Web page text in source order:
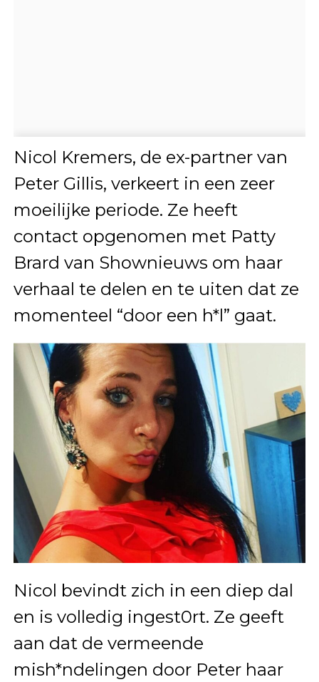
Nicol Kremers, de ex-partner van
Peter Gillis, verkeert in een zeer
moeilijke periode. Ze heeft
contact opgenomen met Patty
Brard van Shownieuws om haar
verhaal te delen en te uiten dat ze
momenteel “door een h*l” gaat.
Nicol bevindt zich in een diep dal
en is volledig ingest0rt. Ze geeft
aan dat de vermeende
mish*ndelingen door Peter haar